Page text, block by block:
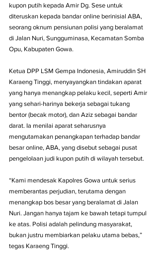
kupon putih kepada Amir Dg. Sese untuk
diteruskan kepada bandar online berinisial ABA,
seorang oknum pensiunan polisi yang beralamat
di Jalan Nuri, Sungguminasa, Kecamatan Somba
Opu, Kabupaten Gowa.
Ketua DPP LSM Gempa Indonesia, Amiruddin SH
Karaeng Tinggi, menyayangkan tindakan aparat
yang hanya menangkap pelaku kecil, seperti Amir
yang sehari-harinya bekerja sebagai tukang
bentor (becak motor), dan Aziz sebagai bandar
darat. Ia menilai aparat seharusnya
mengutamakan penangkapan terhadap bandar
besar online, ABA, yang disebut sebagai pusat
pengelolaan judi kupon putih di wilayah tersebut.
“Kami mendesak Kapolres Gowa untuk serius
memberantas perjudian, terutama dengan
menangkap bos besar yang beralamat di Jalan
Nuri. Jangan hanya tajam ke bawah tetapi tumpul
ke atas. Polisi adalah pelindung masyarakat,
bukan justru membiarkan pelaku utama bebas,”
tegas Karaeng Tinggi.